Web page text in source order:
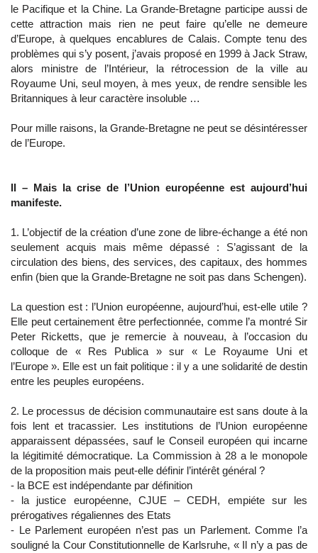
le Pacifique et la Chine. La Grande-Bretagne participe aussi de
cette attraction mais rien ne peut faire qu’elle ne demeure
d’Europe, à quelques encablures de Calais. Compte tenu des
problèmes qui s’y posent, j’avais proposé en 1999 à Jack Straw,
alors ministre de l’Intérieur, la rétrocession de la ville au
Royaume Uni, seul moyen, à mes yeux, de rendre sensible les
Britanniques à leur caractère insoluble …
Pour mille raisons, la Grande-Bretagne ne peut se désintéresser
de l’Europe.
II – Mais la crise de l’Union européenne est aujourd’hui
manifeste.
1. L’objectif de la création d’une zone de libre-échange a été non
seulement acquis mais même dépassé : S’agissant de la
circulation des biens, des services, des capitaux, des hommes
enfin (bien que la Grande-Bretagne ne soit pas dans Schengen).
La question est : l’Union européenne, aujourd’hui, est-elle utile ?
Elle peut certainement être perfectionnée, comme l’a montré Sir
Peter Ricketts, que je remercie à nouveau, à l’occasion du
colloque de « Res Publica » sur « Le Royaume Uni et
l’Europe ». Elle est un fait politique : il y a une solidarité de destin
entre les peuples européens.
2. Le processus de décision communautaire est sans doute à la
fois lent et tracassier. Les institutions de l’Union européenne
apparaissent dépassées, sauf le Conseil européen qui incarne
la légitimité démocratique. La Commission à 28 a le monopole
de la proposition mais peut-elle définir l’intérêt général ?
- la BCE est indépendante par définition
- la justice européenne, CJUE – CEDH, empiéte sur les
prérogatives régaliennes des Etats
- Le Parlement européen n’est pas un Parlement. Comme l’a
souligné la Cour Constitutionnelle de Karlsruhe, « Il n’y a pas de